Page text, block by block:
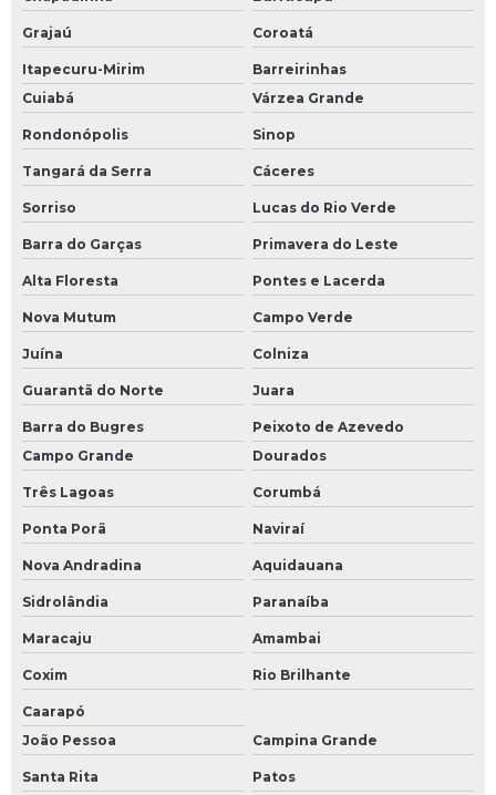
Grajaú Coroatá
Itapecuru-Mirim
Barreirinhas
Cuiabá
Várzea Grande
Rondonópolis Sinop
Tangará da Serra Cáceres
Sorriso Lucas do Rio Verde
Barra do Garças Primavera do Leste
Alta Floresta Pontes e Lacerda
Nova Mutum Campo Verde
Juína Colniza
Guarantã do Norte Juara
Barra do Bugres
Peixoto de Azevedo
Campo Grande
Dourados
Três Lagoas Corumbá
Ponta Porã Naviraí
Nova Andradina Aquidauana
Sidrolândia Paranaíba
Maracaju Amambai
Coxim Rio Brilhante
Caarapó
João Pessoa
Campina Grande
Santa Rita Patos